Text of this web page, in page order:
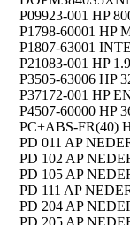
P09923-001 HP
P1798-60001 HP
P1807-63001
P21083-001 HP
P3505-63006 HP
P37172-001 HP
P4507-60000 HP
PC+ABS-FR(40)
PD 011 AP
PD 102 AP
PD 105 AP
PD 111 AP
PD 204 AP
PD 205 AP